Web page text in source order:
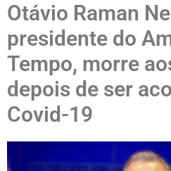
Otávio Raman
presidente do
Tempo, morre
depois de ser
Covid-19